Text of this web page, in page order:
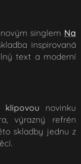
singlem Na
inspirovaná
text a moderní
klipovou novinku
výrazný refrén
skladby jednu z